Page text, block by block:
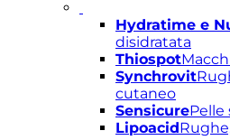
Hydratime e
disidratata
Thiospot
Synchrovit
cutaneo
SensicurePelle
Lipoacid